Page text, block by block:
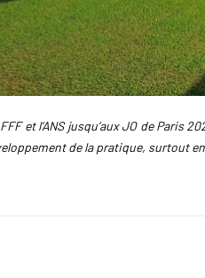
et l’ANS jusqu’aux JO de Paris
de la pratique, surtout